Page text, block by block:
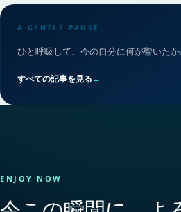
A GENTLE PAUSE
ひと呼吸して、今の自分に何が響いたか
すべての記事を見る→
ENJOY NOW